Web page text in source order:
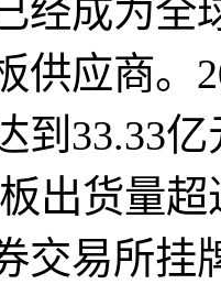
经成为全
供应商。
到33.33
出货量超
交易所挂